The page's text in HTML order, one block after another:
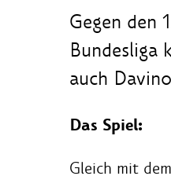
Gegen den
Bundesliga
auch
Das Spiel:
Gleich mit